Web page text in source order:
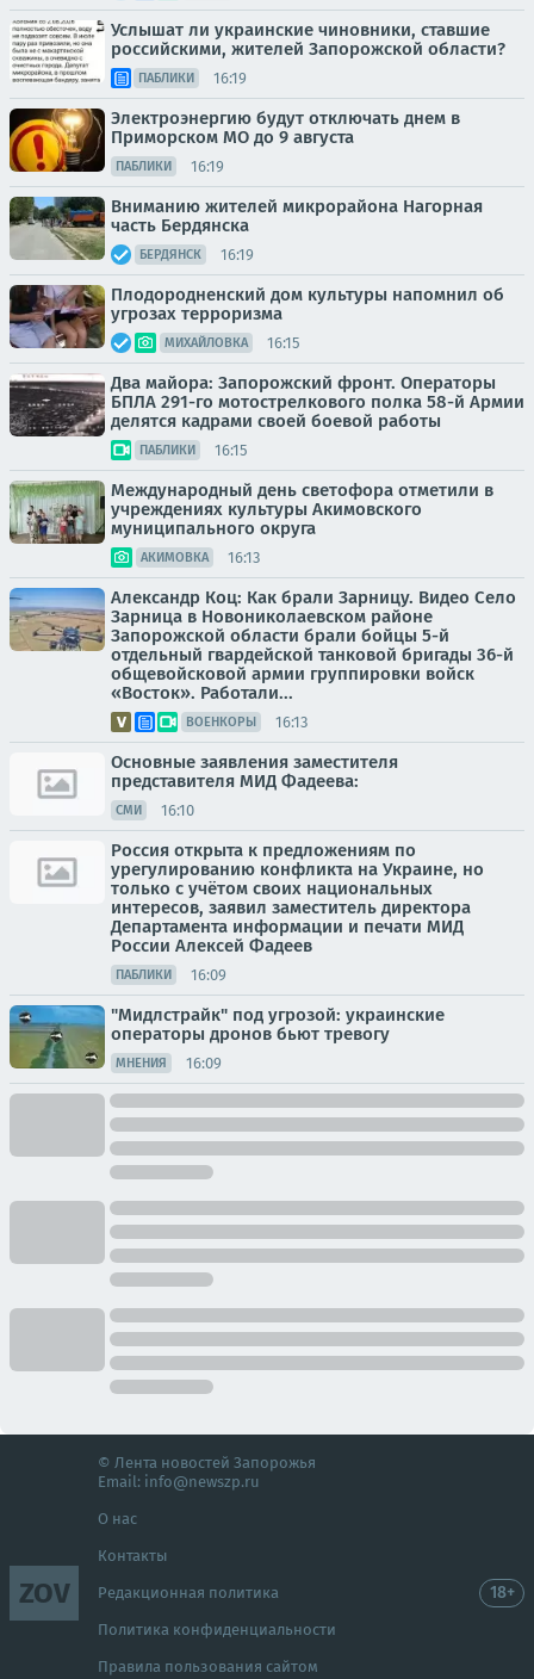
Услышат ли украинские чиновники, ставшие
российскими, жителей Запорожской области?
ПАБЛИКИ 16:19
Электроэнергию будут отключать днем в
Приморском МО до 9 августа
ПАБЛИКИ 16:19
Вниманию жителей микрорайона Нагорная
часть Бердянска
БЕРДЯНСК 16:19
Плодородненский дом культуры напомнил об
угрозах терроризма
МИХАЙЛОВКА 16:15
Два майора: Запорожский фронт. Операторы
БПЛА 291-го мотострелкового полка 58-й Армии
делятся кадрами своей боевой работы
ПАБЛИКИ 16:15
Международный день светофора отметили в
учреждениях культуры Акимовского
муниципального округа
АКИМОВКА 16:13
Александр Коц: Как брали Зарницу. Видео Село
Зарница в Новониколаевском районе
Запорожской области брали бойцы 5-й
отдельный гвардейской танковой бригады 36-й
общевойсковой армии группировки войск
«Восток». Работали...
ВОЕНКОРЫ 16:13
Основные заявления заместителя
представителя МИД Фадеева:
СМИ 16:10
Россия открыта к предложениям по
урегулированию конфликта на Украине, но
только с учётом своих национальных
интересов, заявил заместитель директора
Департамента информации и печати МИД
России Алексей Фадеев
ПАБЛИКИ 16:09
"Мидлстрайк" под угрозой: украинские
операторы дронов бьют тревогу
МНЕНИЯ 16:09
ZOV
© Лента новостей Запорожья
Email: info@newszp.ru
О нас
Контакты
Редакционная политика
Политика конфиденциальности
Правила пользования сайтом
18+